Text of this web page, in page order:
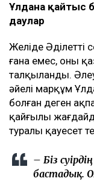
Ұлдана қайтыс
даулар
Желіде Әділеттің
ғана емес, оның
талқыланды.
әйелі марқұм
болған деген
қайғылы
туралы қауесет
– Біз
бастадық.